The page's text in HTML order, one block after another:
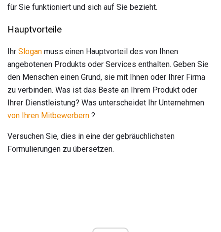
für Sie funktioniert und sich auf Sie bezieht.
Hauptvorteile
Ihr Slogan muss einen Hauptvorteil des von Ihnen
angebotenen Produkts oder Services enthalten. Geben Sie
den Menschen einen Grund, sie mit Ihnen oder Ihrer Firma
zu verbinden. Was ist das Beste an Ihrem Produkt oder
Ihrer Dienstleistung? Was unterscheidet Ihr Unternehmen
von Ihren Mitbewerbern ?
Versuchen Sie, dies in eine der gebräuchlichsten
Formulierungen zu übersetzen.